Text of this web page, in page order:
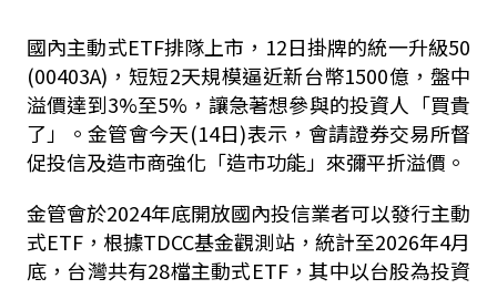
國內主動式ETF排隊上市， 12日掛牌的統一升級50
(00403A) ，短短2天規模逼近新台幣1500億，盤中
溢價達到3%至5% ，讓急著想參與的投資人「買貴
了」。金管會今天(14日)表示，會請證券交易所督
促投信及造市商強化「造市功能」來彌平折溢價。
金管會於2024年底開放國內投信業者可以發行主動
式ETF ，根據TDCC基金觀測站，統計至2026年4月
底，台灣共有28檔主動式ETF，其中以台股為投資